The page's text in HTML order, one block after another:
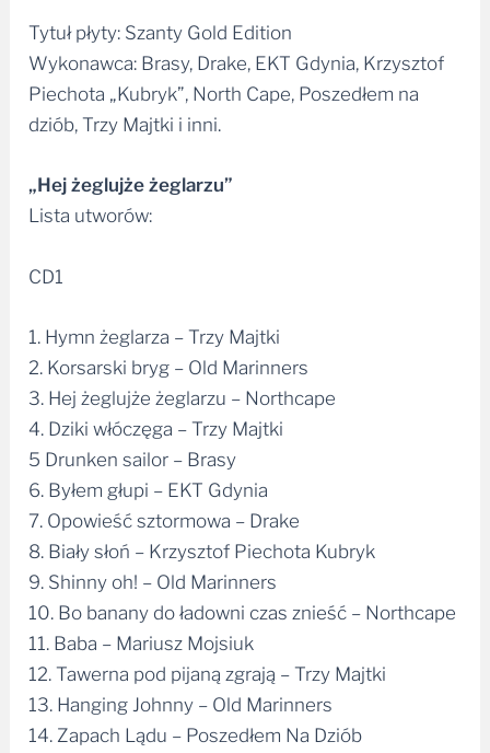
Tytuł płyty: Szanty Gold Edition
Wykonawca: Brasy, Drake, EKT Gdynia, Krzysztof
Piechota „Kubryk”, North Cape, Poszedłem na
dziób, Trzy Majtki i inni.
„Hej żeglujże żeglarzu”
Lista utworów:
CD1
1. Hymn żeglarza – Trzy Majtki
2. Korsarski bryg – Old Marinners
3. Hej żeglujże żeglarzu – Northcape
4. Dziki włóczęga – Trzy Majtki
5 Drunken sailor – Brasy
6. Byłem głupi – EKT Gdynia
7. Opowieść sztormowa – Drake
8. Biały słoń – Krzysztof Piechota Kubryk
9. Shinny oh! – Old Marinners
10. Bo banany do ładowni czas znieść – Northcape
11. Baba – Mariusz Mojsiuk
12. Tawerna pod pijaną zgrają – Trzy Majtki
13. Hanging Johnny – Old Marinners
14. Zapach Lądu – Poszedłem Na Dziób